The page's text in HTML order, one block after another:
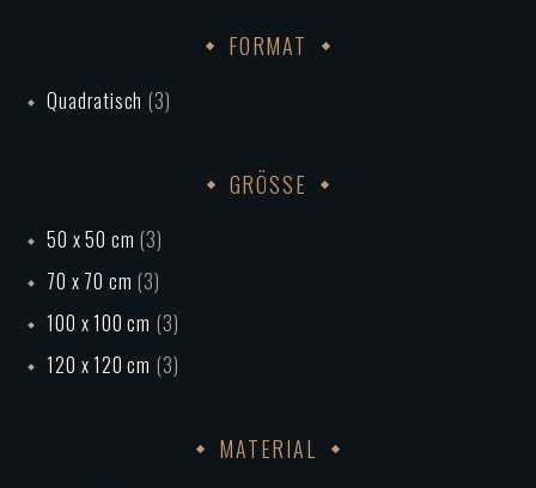
FORMAT
Quadratisch (3)
GRÖSSE
50 x 50 cm (3)
70 x 70 cm (3)
100 x 100 cm (3)
120 x 120 cm (3)
MATERIAL